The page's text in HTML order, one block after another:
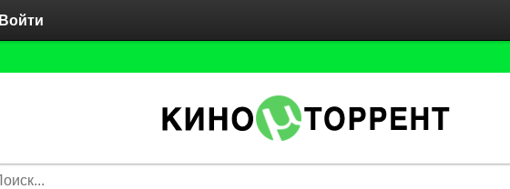
Войти